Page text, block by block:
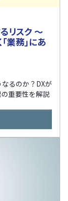
リスク 〜
業務」にあ
るのか？DXが
重要性を解説